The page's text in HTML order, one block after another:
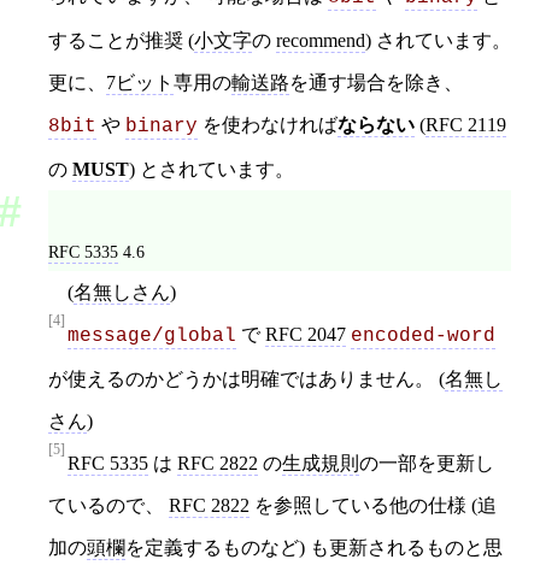
することが推奨 (小文字の recommend) されています。
更に、 7ビット 専用の輸送路を通す場合を除き、
8bit や binary を使わなければならない (RFC 2119
の MUST) とされています。
RFC 5335 4.6
(名無しさん)
[4]
message/global でRFC 2047 encoded-word
が使えるのかどうかは明確ではありません。 (名無し
さん)
[5]
RFC 5335 は RFC 2822 の生成規則 の一部を更新し
ているので、 RFC 2822 を参照している他の仕様 (追
加の頭欄を定義するものなど) も更新されるものと思